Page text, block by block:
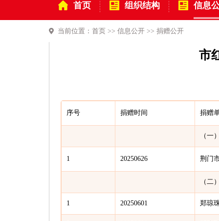
首页 组织结构 信息
当前位置： 首页 >> 信息公开 >> 捐赠公开
市
序号 捐赠时间 捐赠
（一
1 20250626 荆门
（二
1 20250601 郑琼